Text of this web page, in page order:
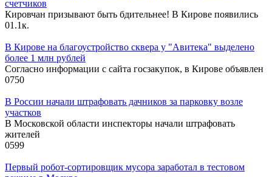
счетчиков
Кировчан призывают быть бдительнее! В Кирове появились
01.1к.
В Кирове на благоустройство сквера у "Авитека" выделено
более 1 млн рублей
Согласно информации с сайта госзакупок, в Кирове объявлен
0750
В России начали штрафовать дачников за парковку возле
участков
В Московской области инспекторы начали штрафовать
жителей
0599
Первый робот-сортировщик мусора заработал в тестовом